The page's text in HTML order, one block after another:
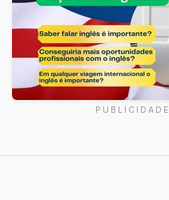
PUBLICIDADE